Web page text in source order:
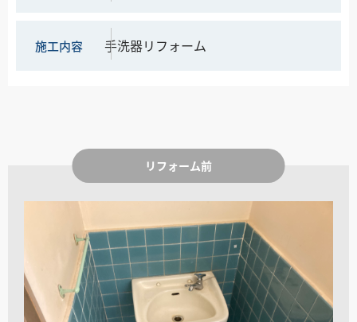
施工内容 手洗器リフォーム
リフォーム前